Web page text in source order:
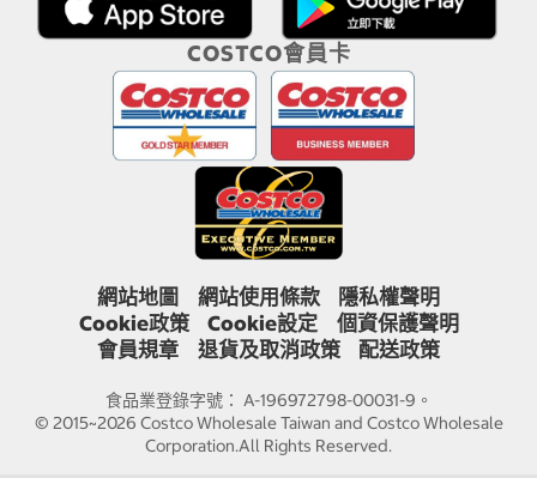
COSTCO會員卡
網站地圖 網站使用條款
隱私權聲明
Cookie政策
Cookie設定
個資保護聲明
會員規章
退貨及取消政策 配送政策
食品業登錄字號： A-196972798-00031-9。
© 2015~2026 Costco Wholesale Taiwan and Costco Wholesale
Corporation.All Rights Reserved.